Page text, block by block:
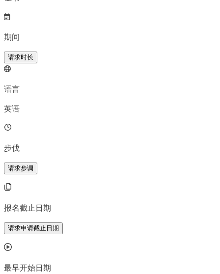
期间
请求时长
语言
英语
步伐
请求步调
报名截止日期
请求申请截止日期
最早开始日期